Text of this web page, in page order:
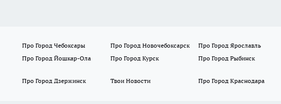
Про Город Чебоксары Про Город Новочебоксарск Про Город Ярославль
Про Город Йошкар-Ола
Про Город Курск Про Город Рыбинск
Про Город Дзержинск
Твои Новости Про Город Краснодара